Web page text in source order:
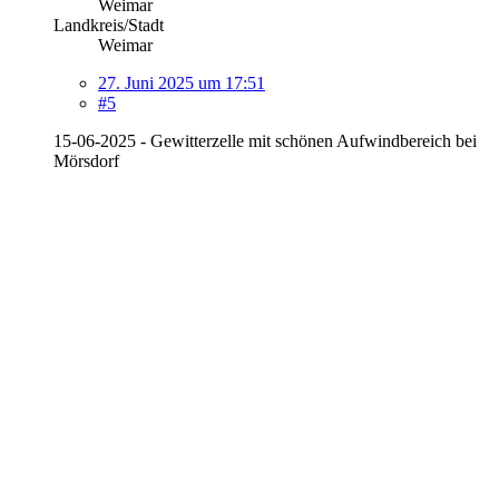
Weimar
Landkreis/Stadt
Weimar
27. Juni 2025 um 17:51
#5
15-06-2025 - Gewitterzelle mit schönen Aufwindbereich bei
Mörsdorf